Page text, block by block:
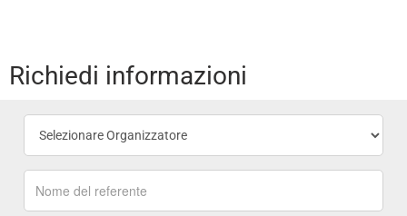
Richiedi informazioni